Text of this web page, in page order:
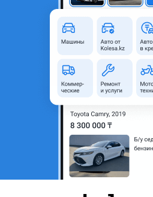
44 440 ₸
Объявление находится в архиве
неактуальным.
Оригинальность
Возможна рассрочка или